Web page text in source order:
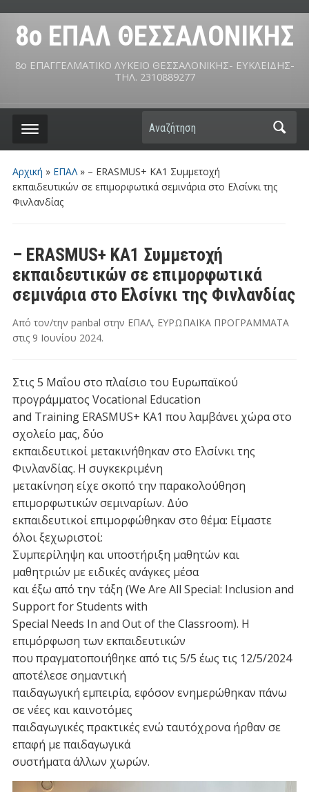
8ο ΕΠΑΛ ΘΕΣΣΑΛΟΝΙΚΗΣ
8ο ΕΠΑΓΓΕΛΜΑΤΙΚΟ ΛΥΚΕΙΟ ΘΕΣΣΑΛΟΝΙΚΗΣ- ΕΥΚΛΕΙΔΗΣ-
ΤΗΛ. 2310889277
Αναζήτηση
Αρχική » ΕΠΑΛ» – ERASMUS+ KA1 Συμμετοχή
εκπαιδευτικών σε επιμορφωτικά σεμινάρια στo Ελσίνκι της
Φινλανδίας
– ERASMUS+ KA1 Συμμετοχή
εκπαιδευτικών σε επιμορφωτικά
σεμινάρια στo Ελσίνκι της Φινλανδίας
Από τον/την panbal στην ΕΠΑΛ, ΕΥΡΩΠΑΪΚΑ ΠΡΟΓΡΑΜΜΑΤΑ
στις 9 Ιουνίου 2024.
Στις 5 Μαΐου στο πλαίσιο του Ευρωπαϊκού
προγράμματος Vocational Education
and Training ERASMUS+ ΚΑ1 που λαμβάνει χώρα στο
σχολείο μας, δύο
εκπαιδευτικοί μετακινήθηκαν στο Ελσίνκι της
Φινλανδίας. Η συγκεκριμένη
μετακίνηση είχε σκοπό την παρακολούθηση
επιμορφωτικών σεμιναρίων. Δύο
εκπαιδευτικοί επιμορφώθηκαν στο θέμα: Είμαστε
όλοι ξεχωριστοί:
Συμπερίληψη και υποστήριξη μαθητών και
μαθητριών με ειδικές ανάγκες μέσα
και έξω από την τάξη (We Are All Special: Inclusion and
Support for Students with
Special Needs In and Out of the Classroom). Η
επιμόρφωση των εκπαιδευτικών
που πραγματοποιήθηκε από τις 5/5 έως τις 12/5/2024
αποτέλεσε σημαντική
παιδαγωγική εμπειρία, εφόσον ενημερώθηκαν πάνω
σε νέες και καινοτόμες
παιδαγωγικές πρακτικές ενώ ταυτόχρονα ήρθαν σε
επαφή με παιδαγωγικά
συστήματα άλλων χωρών.